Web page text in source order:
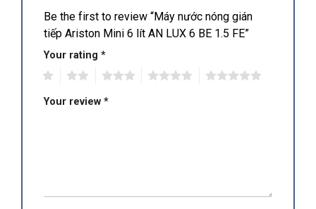
Be the first to review “Máy nước nóng gián
tiếp Ariston Mini 6 lít AN LUX 6 BE 1.5 FE”
Your rating *
Your review *